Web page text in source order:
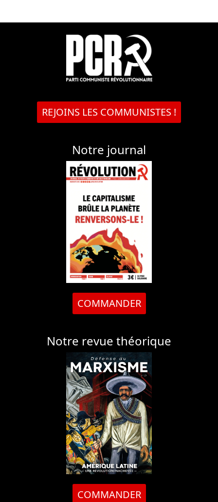
REJOINS LES COMMUNISTES !
Notre journal
COMMANDER
Notre revue théorique
COMMANDER